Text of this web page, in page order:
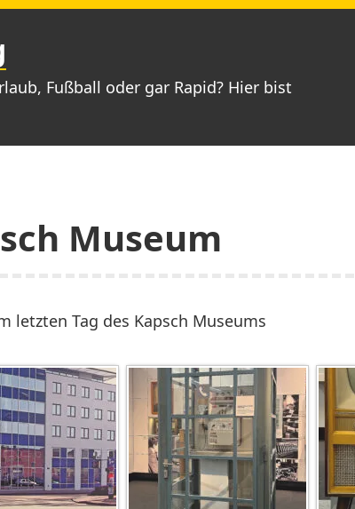
Fußball oder gar Rapid? Hier bist
Museum
letzten Tag des Kapsch Museums